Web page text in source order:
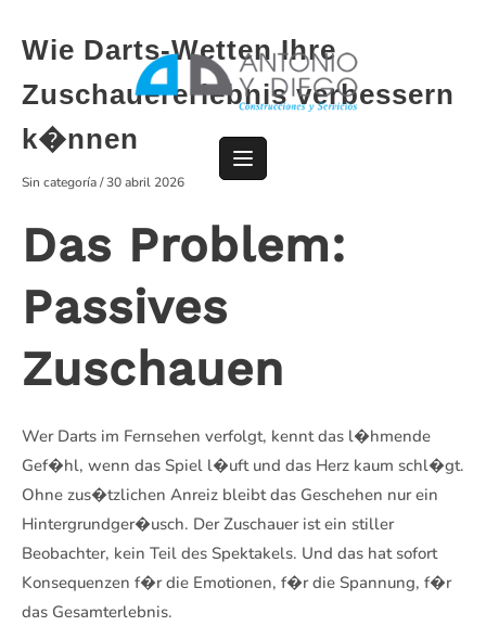
contenido
Wie Darts-Wetten Ihre
Zuschauererlebnis verbessern
k�nnen
Sin categoría/30 abril 2026
Das Problem:
Passives
Zuschauen
Wer Darts im Fernsehen verfolgt, kennt das l�hmende
Gef�hl, wenn das Spiel l�uft und das Herz kaum schl�gt.
Ohne zus�tzlichen Anreiz bleibt das Geschehen nur ein
Hintergrundger�usch. Der Zuschauer ist ein stiller
Beobachter, kein Teil des Spektakels. Und das hat sofort
Konsequenzen f�r die Emotionen, f�r die Spannung, f�r
das Gesamterlebnis.